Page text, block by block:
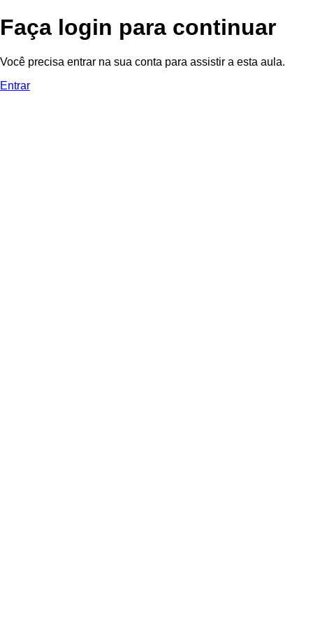
Faça login para continuar
Você precisa entrar na sua conta para assistir a esta aula.
Entrar